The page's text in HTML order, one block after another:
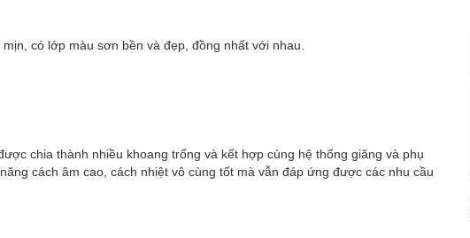
có lớp màu sơn bền và đẹp, đồng nhất với nhau.
chia thành nhiều khoang trống và kết hợp cùng hệ thống giăng và phụ
cách âm cao, cách nhiệt vô cùng tốt mà vẫn đáp ứng được các nhu cầu